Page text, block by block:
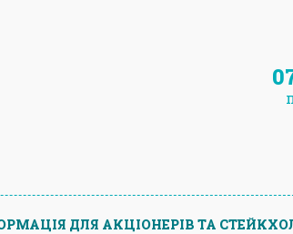
ДЛЯ АКЦIОНЕРIВ ТА